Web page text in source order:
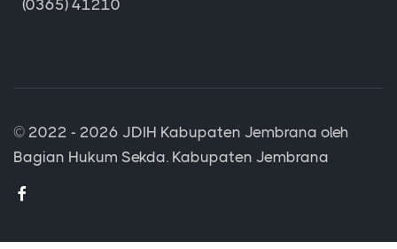
(0365) 41210
© 2022 - 2026 JDIH Kabupaten Jembrana oleh
Bagian Hukum Sekda. Kabupaten Jembrana